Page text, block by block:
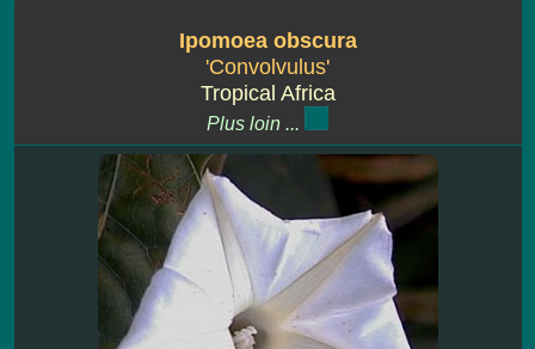
Ipomoea obscura
'Convolvulus'
Tropical Africa
Plus loin ...